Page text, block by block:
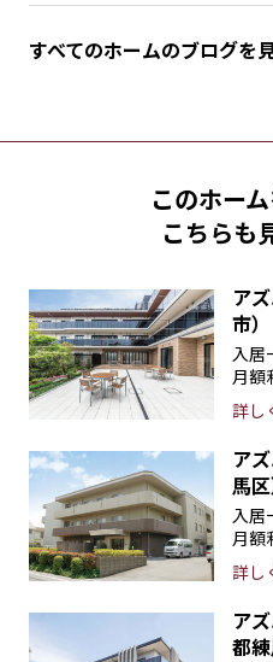
すべてのホームのブログを
このホー
こちらも
ア
市）
入居
月額
詳し
ア
馬区
入居
月額
詳し
ア
都練